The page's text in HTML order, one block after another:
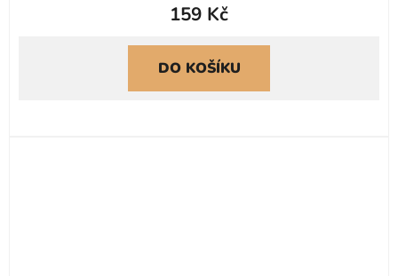
159 Kč
DO KOŠÍKU